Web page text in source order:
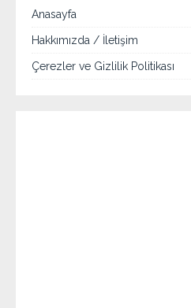
Anasayfa
Hakkımızda / İletişim
Çerezler ve Gizlilik Politikası